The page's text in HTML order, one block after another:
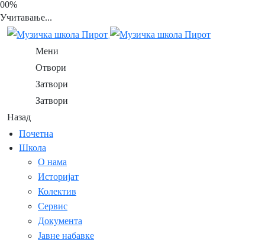
00%
Учитавање...
Мени
Отвори
Затвори
Затвори
Назад
Почетна
Школа
О нама
Историјат
Колектив
Сервис
Документа
Јавне набавке